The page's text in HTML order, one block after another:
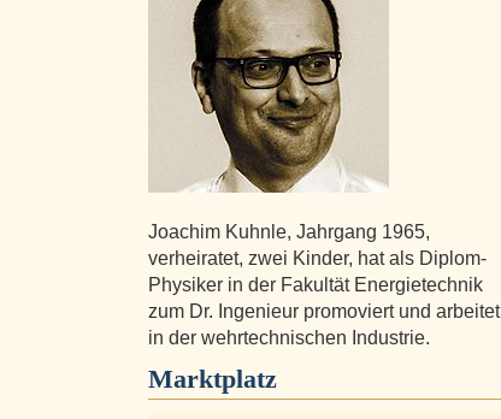
Joachim Kuhnle, Jahrgang 1965,
verheiratet, zwei Kinder, hat als Diplom-
Physiker in der Fakultät Energietechnik
zum Dr. Ingenieur promoviert und arbeitet
in der wehrtechnischen Industrie.
Marktplatz